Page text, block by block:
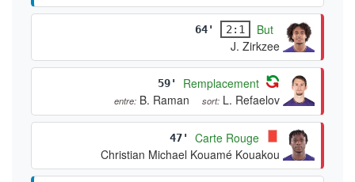
64' 2:1
But
J. Zirkzee
59' Remplacement
entre: B. Raman sort: L. Refaelov
47'
Carte Rouge
Christian Michael Kouamé Kouakou